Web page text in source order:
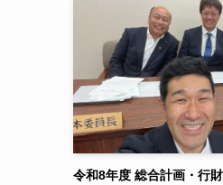
令和8年度 総合計画・行